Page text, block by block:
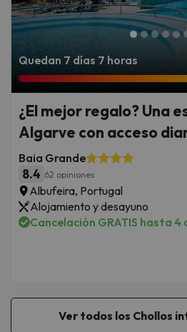
Quedan 7 días 7 horas
¿El mejor regalo? Una
Algarve con acceso
Baia Grande
8.4 62 opiniones
Albufeira, Portugal
Alojamiento y desayuno
Cancelación GRATIS hasta 4
Ver todos los Chollos